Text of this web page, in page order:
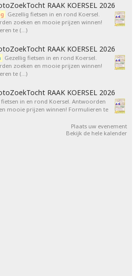
RAAK KOERSEL 2026
Gezellig fietsen in en rond Koersel.
zoeken en mooie prijzen winnen!
te (…)
RAAK KOERSEL 2026
Gezellig fietsen in en rond Koersel.
zoeken en mooie prijzen winnen!
te (…)
RAAK KOERSEL 2026
fietsen in en rond Koersel. Antwoorden
mooie prijzen winnen! Formulieren te
Plaats uw evenement
Bekijk de hele kalender